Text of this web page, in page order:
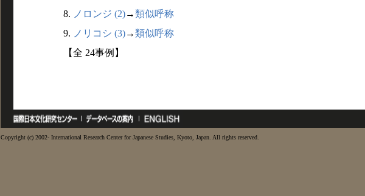
8. ノロンジ (2)→類似呼称
9. ノリコシ (3)→類似呼称
【全 24事例】
Copyright (c) 2002- International Research Center for Japanese Studies, Kyoto, Japan. All rights reserved.